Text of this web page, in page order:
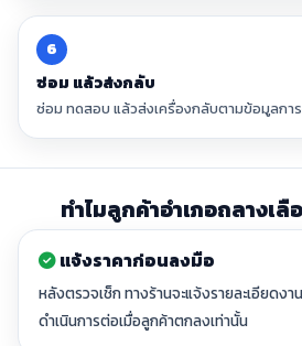
6
ซ่อม แล้วส่งกลับ
ซ่อม ทดสอบ แล้วส่งเครื่องกลับตามข้อมูลกา
ทำไมลูกค้าอำเภอถลางเ
แจ้งราคาก่อนลงมือ
หลังตรวจเช็ก ทางร้านจะแจ้งรายละเอียดงา
ดำเนินการต่อเมื่อลูกค้าตกลงเท่านั้น